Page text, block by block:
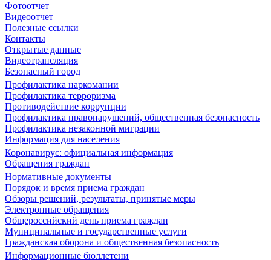
Фотоотчет
Видеоотчет
Полезные ссылки
Контакты
Открытые данные
Видеотрансляция
Безопасный город
Профилактика наркомании
Профилактика терроризма
Противодействие коррупции
Профилактика правонарушений, общественная безопасность
Профилактика незаконной миграции
Информация для населения
Коронавирус: официальная информация
Обращения граждан
Нормативные документы
Порядок и время приема граждан
Обзоры решений, результаты, принятые меры
Электронные обращения
Общероссийский день приема граждан
Муниципальные и государственные услуги
Гражданская оборона и общественная безопасность
Информационные бюллетени